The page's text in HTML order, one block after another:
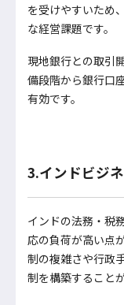
を受けやすいため
な経営課題です。
現地銀行との取引
備段階から銀行口
有効です。
3.インドビジ
インドの法務・税
応の負荷が高い点
制の複雑さや行政
制を構築すること